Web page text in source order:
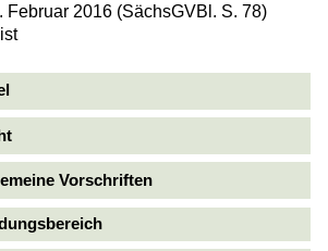
Februar 2016 (SächsGVBl. S. 78)
Vorschriften